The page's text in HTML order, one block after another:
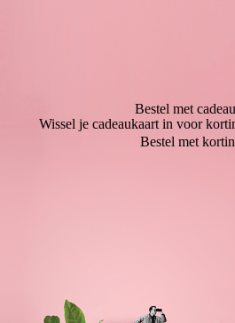
Bestel met
Wissel je cadeaukaart in voor
Bestel met